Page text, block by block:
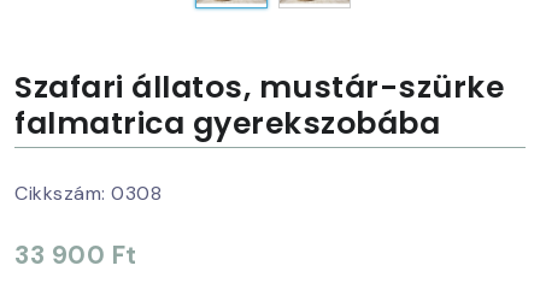
Szafari állatos, mustár-szürke
falmatrica gyerekszobába
Cikkszám: 0308
33 900 Ft